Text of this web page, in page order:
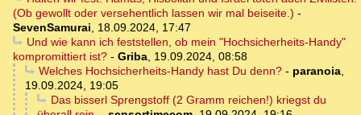
(Ob gewollt oder versehentlich lassen wir mal beiseite.) -
SevenSamurai, 18.09.2024, 17:47
Und wie kann ich feststellen, ob mein "Hochsicherheits-Handy"
kompromittiert ist? - Griba, 19.09.2024, 08:58
Welches Hochsicherheits-Handy hast Du denn?- paranoia,
19.09.2024, 19:05
Das bisserl Sprengstoff (2 Gramm reichen!) kriegst du